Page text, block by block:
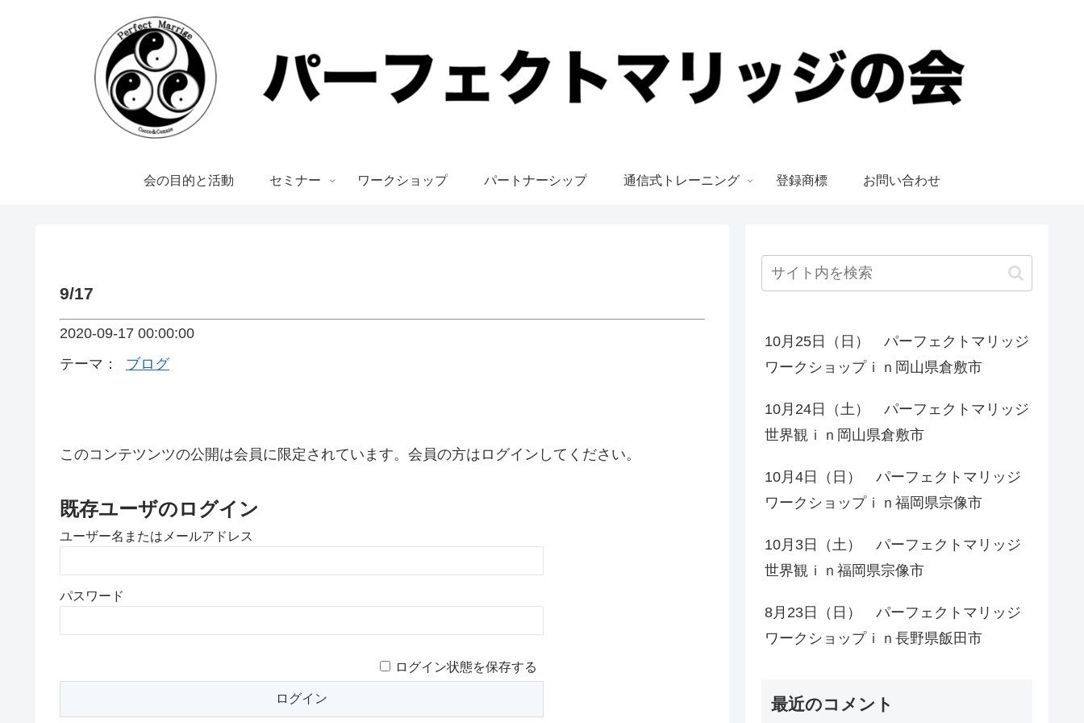
会の目的と活動 セミナー ワークショップ パートナーシップ 通信式トレーニング 登録商標 お問い合わせ
9/17
2020-09-17 00:00:00
テーマ：
ブログ
このコンテツンツの公開は会員に限定されています。会員の方はログインしてください。
既存ユーザのログイン
ユーザー名またはメールアドレス
パスワード
ログイン状態を保存する
10月25日（日） パーフェクトマリッジ
ワークショップｉｎ岡山県倉敷市
10月24日（土） パーフェクトマリッジ
世界観ｉｎ岡山県倉敷市
10月4日（日） パーフェクトマリッジ
ワークショップｉｎ福岡県宗像市
10月3日（土） パーフェクトマリッジ
世界観ｉｎ福岡県宗像市
8月23日（日） パーフェクトマリッジ
ワークショップｉｎ長野県飯田市
最近のコメント